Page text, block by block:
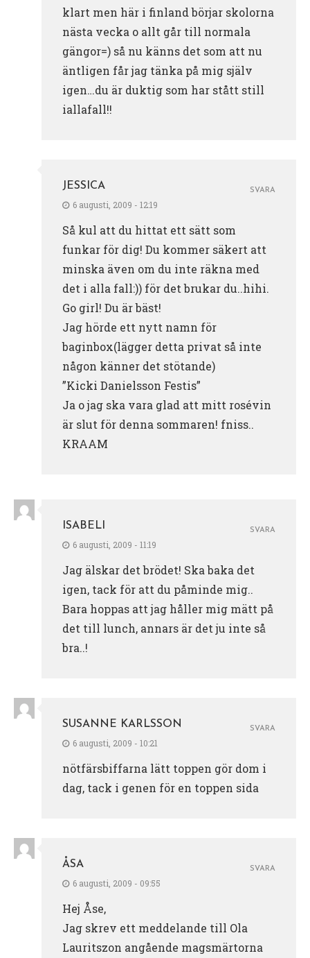
klart men här i finland börjar skolorna
nästa vecka o allt går till normala
gängor=) så nu känns det som att nu
äntligen får jag tänka på mig själv
igen…du är duktig som har stått still
iallafall!!
JESSICA
6 augusti, 2009 - 12:19
Så kul att du hittat ett sätt som
funkar för dig! Du kommer säkert att
minska även om du inte räkna med
det i alla fall:)) för det brukar du..hihi.
Go girl! Du är bäst!
Jag hörde ett nytt namn för
baginbox(lägger detta privat så inte
någon känner det stötande)
”Kicki Danielsson Festis”
Ja o jag ska vara glad att mitt rosévin
är slut för denna sommaren! fniss..
KRAAM
SVARA
ISABELI
6 augusti, 2009 - 11:19
Jag älskar det brödet! Ska baka det
igen, tack för att du påminde mig..
Bara hoppas att jag håller mig mätt på
det till lunch, annars är det ju inte så
bra..!
SVARA
SUSANNE KARLSSON
6 augusti, 2009 - 10:21
nötfärsbiffarna lätt toppen gör dom i
dag, tack i genen för en toppen sida
SVARA
ÅSA
6 augusti, 2009 - 09:55
Hej Åse,
Jag skrev ett meddelande till Ola
Lauritszon angående magsmärtorna
SVARA